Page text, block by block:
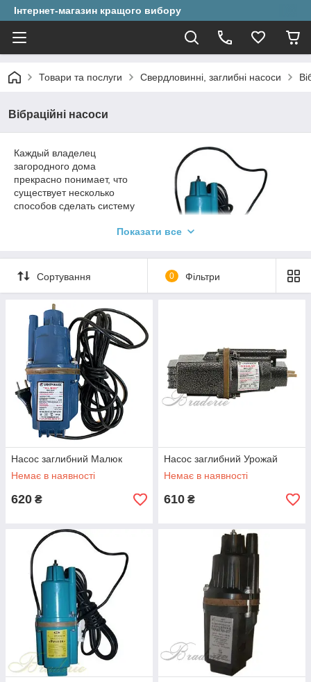
Інтернет-магазин кращого вибору
Товари та послуги Свердловинні, заглибні насоси
Вібраційні насоси
Каждый владелец
загородного дома
прекрасно понимает, что
существует несколько
способов сделать систему
в составляющих такой
системы. Учитывая тот
факт, что на рынке уже
подобрать себе какой угодно вариант. При этом нужно
понимать особенности каждого, чтобы сделать правильный
выбор. Если у вас на территории есть колодец или скважина,
то стоит купить насосы вибрационные, которые идеально
подойдут для выкачки воды именно из таких источников. До
того ж вони здивують вас своїми можливостями:
Кожна модель може чудово працювати на глибині
понад 60 метрів;
Підключення відбувається максимально зручно і
просто для користувача;
Міцний корпус не постраждає після тривалої
експлуатації.
Використовувати такі моделі можна нескінченно довго і це
одне із самих головних переваг. Спробуйте і ви, вам напевно
Принцип роботи
Представлені в каталозі насоси працюють від електрики. Вам
просто необхідно підключити пристрій до джерела живлення
220 Вт і насолоджуватися його роботою. Всередині
конструкції є термозахист, а також спеціальне охолодження
для безпеки насоса.
Показати все
Сортування 0 Фільтри
Насос заглибний Малюк
Немає в наявності
620 ₴
Насос заглибний Урожай
Немає в наявності
610 ₴